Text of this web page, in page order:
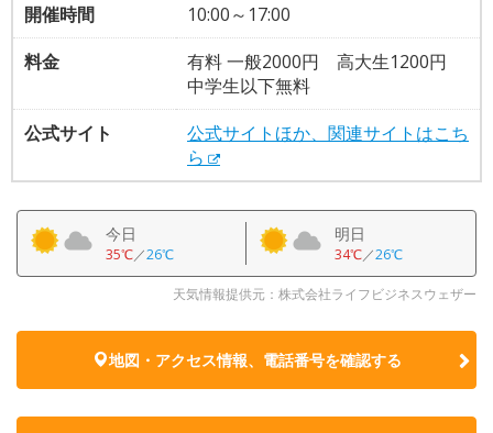
開催時間
10:00～17:00
料金
有料 一般2000円 高大生1200円
中学生以下無料
公式サイト
公式サイトほか、関連サイトはこち
ら
今日
35℃／26℃
明日
34℃／26℃
天気情報提供元：株式会社ライフビジネスウェザー
地図・アクセス情報、電話番号を確認する